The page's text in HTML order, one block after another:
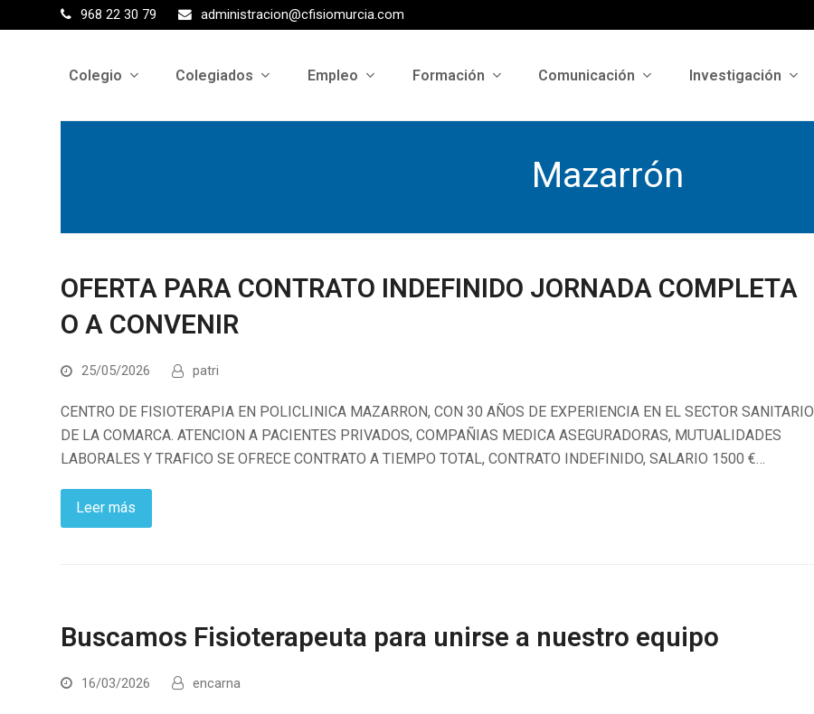
968 22 30 79 administracion@cfisiomurcia.com
Colegio Colegiados Empleo Formación Comunicación Investigación
Mazarrón
OFERTA PARA CONTRATO INDEFINIDO JORNADA COMPLETA
O A CONVENIR
25/05/2026 patri
CENTRO DE FISIOTERAPIA EN POLICLINICA MAZARRON, CON 30 AÑOS DE EXPERIENCIA EN EL SECTOR SANITARIO
DE LA COMARCA. ATENCION A PACIENTES PRIVADOS, COMPAÑIAS MEDICA ASEGURADORAS, MUTUALIDADES
LABORALES Y TRAFICO SE OFRECE CONTRATO A TIEMPO TOTAL, CONTRATO INDEFINIDO, SALARIO 1500 €…
Leer más
Buscamos Fisioterapeuta para unirse a nuestro equipo
16/03/2026 encarna